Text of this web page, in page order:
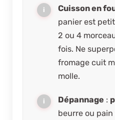
Cuisson en
panier est
2 ou 4
fois. Ne
fromage cuit
molle.
Dépannage :
beurre ou